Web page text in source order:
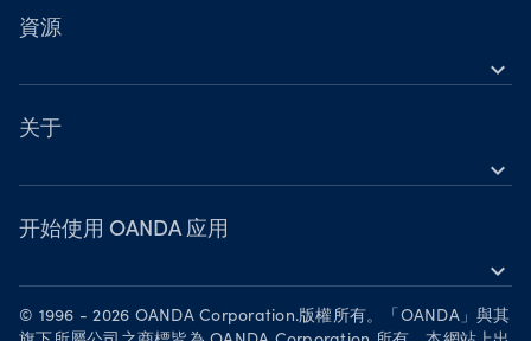
資源
expand_more
帮助
網路研討會與活動
关于
expand_more
OANDA 集團
獎項
招聘
开始使用 OANDA 应用
expand_more
在 App Store 下载
在 Google Play 获取
© 1996 - 2026 OANDA Corporation.版權所有。「OANDA」與其